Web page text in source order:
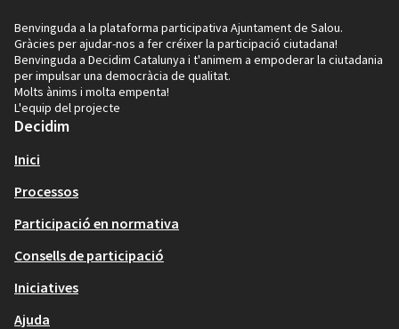
Benvinguda a la plataforma participativa Ajuntament de Salou.
Gràcies per ajudar-nos a fer créixer la participació ciutadana!
Benvinguda a Decidim Catalunya i t'animem a empoderar la ciutadania
per impulsar una democràcia de qualitat.
Molts ànims i molta empenta!
L'equip del projecte
Decidim
Inici
Processos
Participació en normativa
Consells de participació
Iniciatives
Ajuda